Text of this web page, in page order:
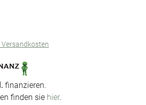
Versandkosten
finanzieren.
finden sie hier.